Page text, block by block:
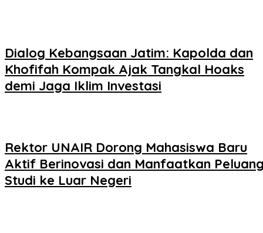
Dialog Kebangsaan Jatim: Kapolda dan
Khofifah Kompak Ajak Tangkal Hoaks
demi Jaga Iklim Investasi
Rektor UNAIR Dorong Mahasiswa Baru
Aktif Berinovasi dan Manfaatkan
Studi ke Luar Negeri